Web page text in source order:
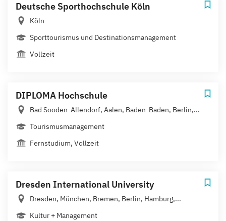
Deutsche Sporthochschule Köln
Köln
Sporttourismus und Destinationsmanagement
Vollzeit
DIPLOMA Hochschule
Bad Sooden-Allendorf, Aalen, Baden-Baden, Berlin,...
Tourismusmanagement
Fernstudium, Vollzeit
Dresden International University
Dresden, München, Bremen, Berlin, Hamburg,...
Kultur + Management